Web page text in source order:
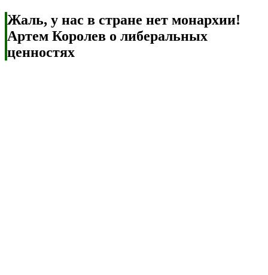
Жаль, у нас в стране нет монархии!
Артем Королев о либеральных
ценностях